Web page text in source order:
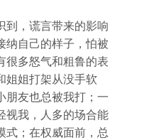
到，谎言带来的影响
纳自己的样子，怕被
很多怒气和粗鲁的表
姐姐打架从没手软
朋友也总被我打；一
视我，人多的场合能
式；在权威面前，总